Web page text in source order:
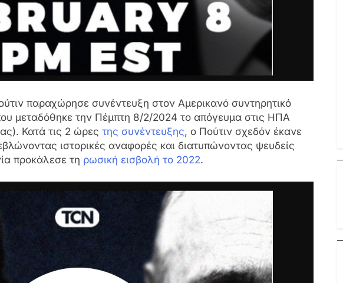
παραχώρησε συνέντευξη στον Αμερικανό συντηρητικό
μεταδόθηκε την Πέμπτη 8/2/2024 το απόγευμα στις ΗΠΑ
Κατά τις 2 ώρες της συνέντευξης, ο Πούτιν σχεδόν έκανε
ιστορικές αναφορές και διατυπώνοντας ψευδείς
προκάλεσε τη ρωσική εισβολή το 2022.